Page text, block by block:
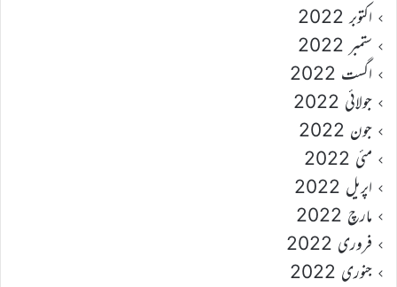
اکتوبر 2022
ستمبر 2022
اگست 2022
جولائی 2022
جون 2022
مئی 2022
اپریل 2022
مارچ 2022
فروری 2022
جنوری 2022